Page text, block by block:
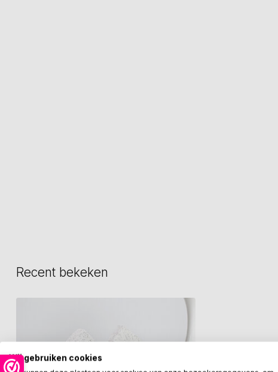
Recent bekeken
Wij gebruiken cookies